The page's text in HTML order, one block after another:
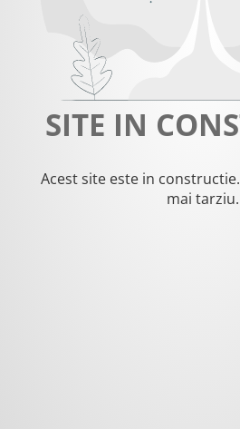
SITE IN
Acest site este in
mai tarziu.